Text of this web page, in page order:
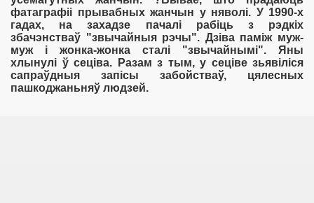
фатаграфіі прывабных жанчын у няволі. У 1990-х
гадах, на захадзе пачалі рабіць з рэдкіх
збачэнстваў "звычайныя рэчы". Дзіва паміж муж-
муж і жонка-жонка сталі "звычайнымі". Яны
хлынулі ў сеціва. Разам з тым, у сеціве зьявіліся
сапраўдныя запісы забойстваў, цялесных
пашкоджаньняў людзей.